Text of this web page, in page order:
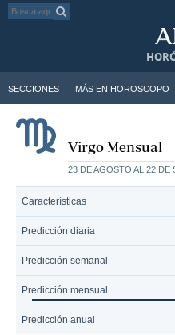
SECCIONES MÁS EN HOROSCOPO
Virgo Mensual
23 DE AGOSTO AL 22 DE
Características
Predicción diaria
Predicción semanal
Predicción mensual
Predicción anual